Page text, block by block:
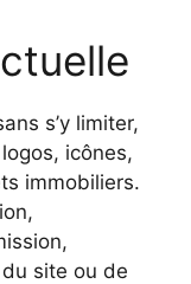
s’y limiter,
icônes,
immobiliers.
site ou de